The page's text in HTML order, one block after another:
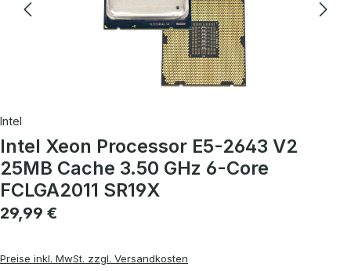
Intel
Intel Xeon Processor E5-2643 V2
25MB Cache 3.50 GHz 6-Core
FCLGA2011 SR19X
Regulärer Preis:
29,99 €
Preise inkl. MwSt. zzgl. Versandkosten